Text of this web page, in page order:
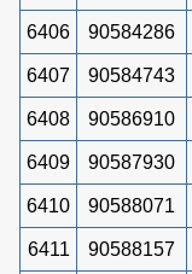
6406 90584286
6407 90584743
6408 90586910
6409 90587930
6410 90588071
6411 90588157